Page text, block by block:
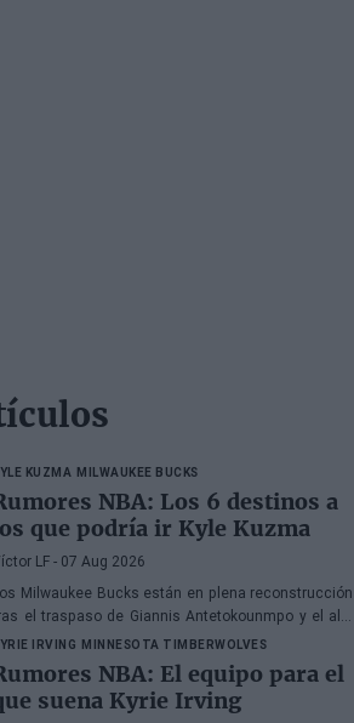
KUZMA MILWAUKEE BUCKS
NBA: Los 6 destinos a
que podría ir Kyle Kuzma
LF - 07 Aug 2026
Milwaukee Bucks están en plena reconstrucción
el traspaso de Giannis Antetokounmpo y el ala-
podría ser el siguiente
IRVING MINNESOTA TIMBERWOLVES
NBA: El equipo para el
suena Kyrie Irving